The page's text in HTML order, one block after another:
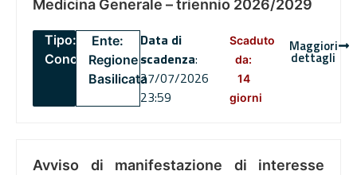
Medicina Generale – triennio 2026/2029
Tipo:
Concorsi
Ente:
Regione
Basilicata
Data di
scadenza:
27/07/2026
23:59
Scaduto
da:
14
giorni
Maggiori
dettagli
Avviso di manifestazione di interesse